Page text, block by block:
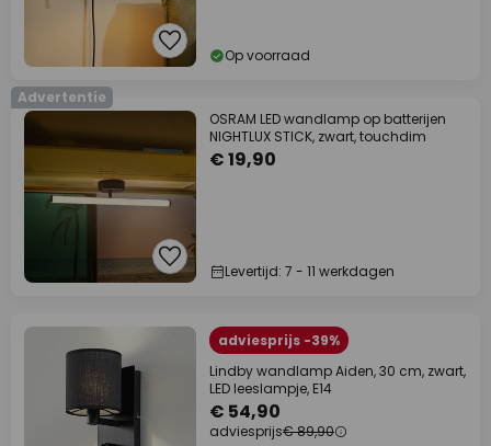
Op voorraad
Advertentie
OSRAM LED wandlamp op batterijen
NIGHTLUX STICK, zwart, touchdim
€ 19,90
Levertijd: 7 - 11 werkdagen
adviesprijs -39%
Lindby wandlamp Aiden, 30 cm, zwart,
LED leeslampje, E14
€ 54,90
adviesprijs€ 89,90